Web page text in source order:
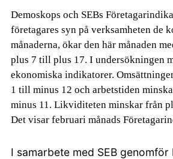
Demoskops och SEBs
företagares syn på verksamheten de
månaderna, ökar den här månaden
plus 7 till plus 17. I undersökningen
ekonomiska indikatorer.
1 till minus 12 och arbetstiden
minus 11. Likviditeten minskar från
Det visar februari månads
I samarbete med SEB